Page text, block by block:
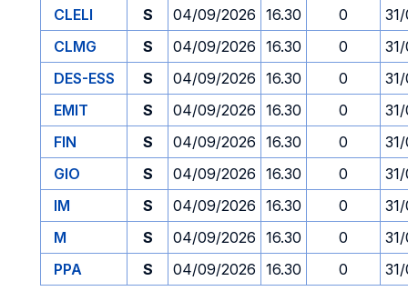
CLELI S 04/09/2026 16.30 0
CLMG
S 04/09/2026 16.30 0
DES-ESS
S 04/09/2026 16.30 0
EMIT
S 04/09/2026 16.30 0
FIN
S 04/09/2026 16.30 0
GIO
S 04/09/2026 16.30 0
IM
S 04/09/2026 16.30 0
M
S 04/09/2026 16.30 0
PPA
S 04/09/2026 16.30 0